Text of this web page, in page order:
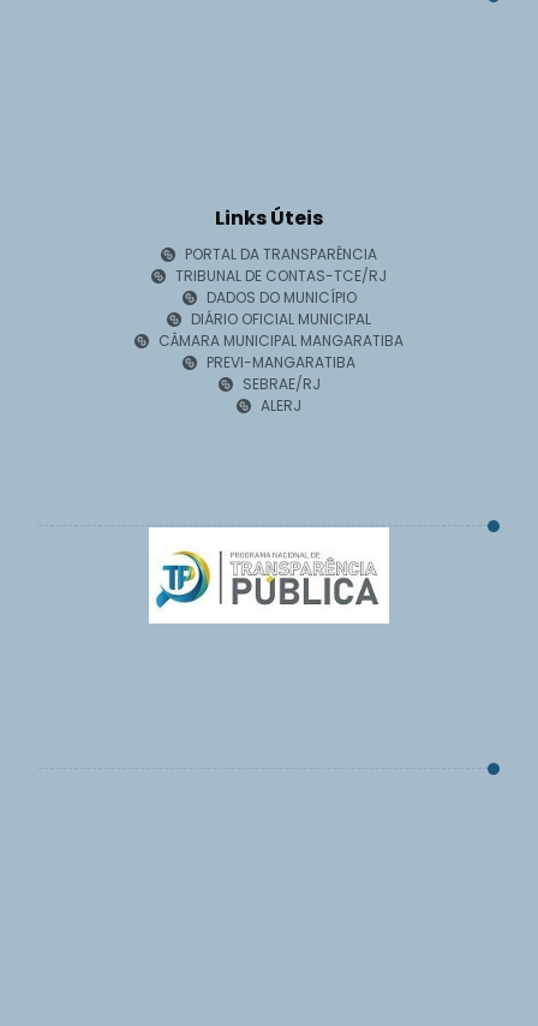
Links Úteis
PORTAL DA TRANSPARÊNCIA
TRIBUNAL DE CONTAS-TCE/RJ
DADOS DO MUNICÍPIO
DIÁRIO OFICIAL MUNICIPAL
CÂMARA MUNICIPAL MANGARATIBA
PREVI-MANGARATIBA
SEBRAE/RJ
ALERJ